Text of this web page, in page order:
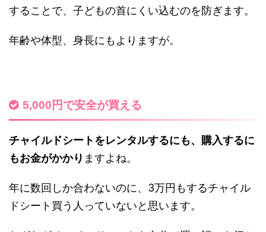
することで、子どもの首にくい込むのを防ぎます。
年齢や体型、身長にもよりますが。
5,000円で安全が買える
チャイルドシートをレンタルするにも、購入するに
もお金がかかり ますよね。
年に数回しか合わないのに、3万円もするチャイル
ドシート買う人っていないと思います。